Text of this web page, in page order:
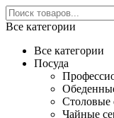
Все категории
Все категории
Посуда
Столовые
Чайные